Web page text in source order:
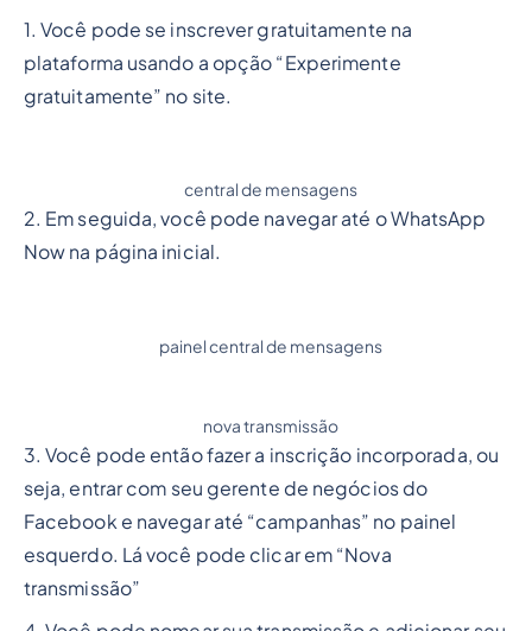
1. Você pode se inscrever gratuitamente na
plataforma usando a opção “Experimente
gratuitamente” no site.
central de mensagens
2. Em seguida, você pode navegar até o WhatsApp
Now na página inicial.
painel central de mensagens
nova transmissão
3. Você pode então fazer a inscrição incorporada, ou
seja, entrar com seu gerente de negócios do
Facebook e navegar até “campanhas” no painel
esquerdo. Lá você pode clicar em “Nova
transmissão”